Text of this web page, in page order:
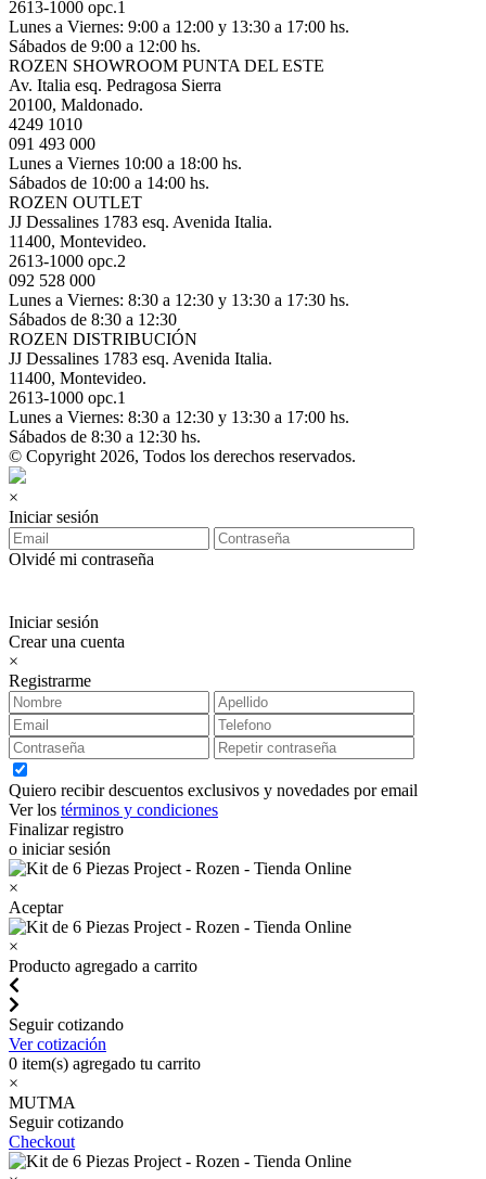
2613-1000 opc.1
Lunes a Viernes: 9:00 a 12:00 y 13:30 a 17:00 hs.
Sábados de 9:00 a 12:00 hs.
ROZEN SHOWROOM PUNTA DEL ESTE
Av. Italia esq. Pedragosa Sierra
20100, Maldonado.
4249 1010
091 493 000
Lunes a Viernes 10:00 a 18:00 hs.
Sábados de 10:00 a 14:00 hs.
ROZEN OUTLET
JJ Dessalines 1783 esq. Avenida Italia.
11400, Montevideo.
2613-1000 opc.2
092 528 000
Lunes a Viernes: 8:30 a 12:30 y 13:30 a 17:30 hs.
Sábados de 8:30 a 12:30
ROZEN DISTRIBUCIÓN
JJ Dessalines 1783 esq. Avenida Italia.
11400, Montevideo.
2613-1000 opc.1
Lunes a Viernes: 8:30 a 12:30 y 13:30 a 17:00 hs.
Sábados de 8:30 a 12:30 hs.
© Copyright 2026, Todos los derechos reservados.
×
Iniciar sesión
Olvidé mi contraseña
Iniciar sesión
Crear una cuenta
×
Registrarme
Quiero recibir descuentos exclusivos y novedades por email
Ver los términos y condiciones
Finalizar registro
o iniciar sesión
×
Aceptar
×
Producto agregado a carrito
Seguir cotizando
Ver cotización
0 item(s) agregado tu carrito
×
MUTMA
Seguir cotizando
Checkout